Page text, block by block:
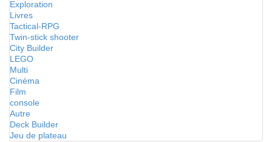
Exploration
Livres
Tactical-RPG
Twin-stick shooter
City Builder
LEGO
Multi
Cinéma
Film
console
Autre
Deck Builder
Jeu de plateau